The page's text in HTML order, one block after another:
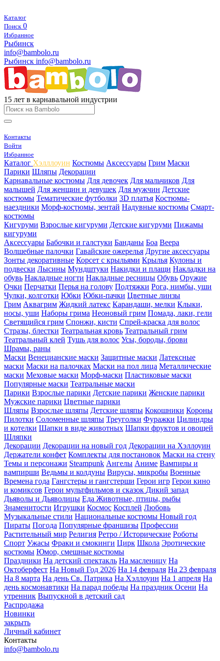
Каталог
Поиск 0
Избранное
Рыбинск
info@bambolo.ru
Рыбинск info@bambolo.ru
15 лет в карнавальной индустрии
Контакты
Войти
Избранное
Каталог Хэлллоуин Костюмы Аксессуары Грим Маски
Парики Шляпы Декорации
Карнавальные костюмы Для девочек Для мальчиков Для
малышей Для женщин и девушек Для мужчин Детские
костюмы Тематические футболки 3D платья Костюмы-
наездники Морф-костюмы, зентай Надувные костюмы Смарт-
костюмы
Кигуруми Взрослые кигуруми Детские кигуруми Пижамы
кигуруми
Аксессуары Бабочки и галстуки Банданы Боа Веера
Волшебные палочки Гавайские ожерелья Другие аксессуары
Зонты декоративные Корсет с крыльями Крылья Кулоны и
подвески Лысины Мундштуки Накидки и плащи Накладки на
обувь Накладные ногти Накладные ресницы Обувь Оружие
Очки Перчатки Перья на голову Подтяжки Рога, нимбы, уши
Чулки, колготки Юбки Юбки-пачки Цветные линзы
Грим Аквагрим Жидкий латекс Карандаши, мелки Клыки,
носы, уши Наборы грима Неоновый грим Помада, лаки, гели
Светящийся грим Спонжи, кисти Спрей-краска для волос
Стразы, блестки Театральная кровь Театральный грим
Театральный клей Тушь для волос Усы, бороды, брови
Шрамы, раны
Маски Венецианские маски Защитные маски Латексные
маски Маски на палочках Маски на пол лица Металлические
маски Меховые маски Морф-маски Пластиковые маски
Популярные маски Театральные маски
Парики Взрослые парики Детские парики Женские парики
Мужские парики Цветные парики
Шляпы Взрослые шляпы Детские шляпы Кокошники Короны
Пилотки Соломенные шляпы Треуголки Фуражки Цилиндры
и котелки Шапки в виде животных Шапки фруктов и овощей
Шляпки
Декорации Декорации на новый год Декорации на Хэллоуин
Держатели конфет Комплекты для постановок Маски на стену
Темы и персонажи Steampunk Ангелы Аниме Вампиры и
вампирши Ведьмы и колдуны Вирусы, микробы Военные
Времена года Гангстеры и гангстерши Герои игр Герои кино
и комиксов Герои мультфильмов и сказок Дикий запад
Дьяволы и Дьяволицы Еда Животные, птицы, рыбы
Знаменитости Игрушки Космос Косплей Любовь
Музыкальные стили Национальные костюмы Новый год
Пираты Погода Популярные франшизы Профессии
Растительный мир Религия Ретро / Исторические Роботы
Спорт Ужасы Фраки и смокинги Цирк Школа Эротические
костюмы Юмор, смешные костюмы
Праздники На детский спектакль На масленицу На
Октоберфест На Новый Год 2026 На 14 февраля На 23 февраля
На 8 марта На день Св. Патрика На Хэллоуин На 1 апреля На
день космонавтики На парад победы На праздник Осени На
утренник Выпускной в детский сад
Распродажа
Новинки
закрыть
Личный кабинет
Контакты
info@bambolo.ru